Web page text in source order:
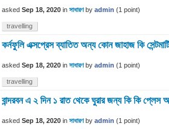
asked Sep 18, 2020 in সাধারণ by admin (1 point)
travelling
কর্নফুলি এক্সপ্রেস ব্যাতিত অন্য কোন জাহাজ কি
asked Sep 18, 2020 in সাধারণ by admin (1 point)
travelling
বান্দরবন এ ২ দিন ১ রাত থেকে ঘুরার জন্য কি কি
asked Sep 18, 2020 in সাধারণ by admin (1 point)